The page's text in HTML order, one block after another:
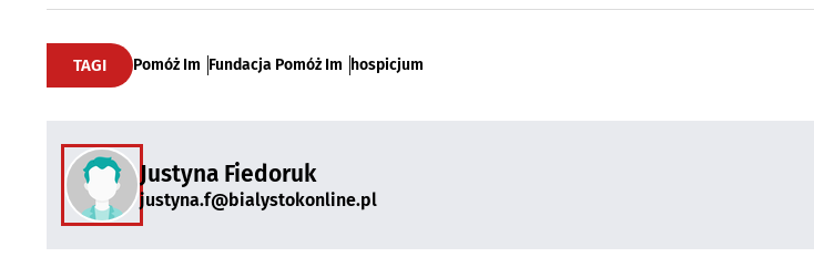
TAGI Pomóż Im Fundacja Pomóż Im hospicjum
Justyna Fiedoruk
justyna.f@bialystokonline.pl